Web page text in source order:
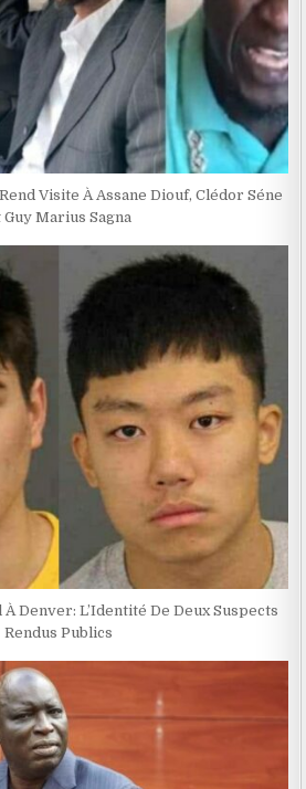
Visite À Assane Diouf, Clédor Séne
Guy Marius Sagna
Denver: L’Identité De Deux Suspects
Rendus Publics